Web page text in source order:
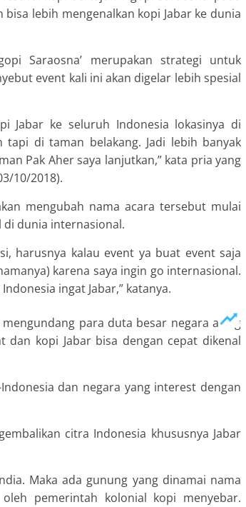
lebih mengenalkan kopi Jabar ke dunia
Saraosna’ merupakan strategi untuk
event kali ini akan digelar lebih spesial
Jabar ke seluruh Indonesia lokasinya di
di taman belakang. Jadi lebih banyak
Pak Aher saya lanjutkan,” kata pria yang
10/2018).
mengubah nama acara tersebut mulai
di dunia internasional.
harusnya kalau event ya buat event saja
karena saya ingin go internasional.
ingat Jabar,” katanya.
mengundang para duta besar negara asing
dan kopi Jabar bisa dengan cepat dikenal
dan negara yang interest dengan
citra Indonesia khususnya Jabar
Maka ada gunung yang dinamai nama
pemerintah kolonial kopi menyebar.